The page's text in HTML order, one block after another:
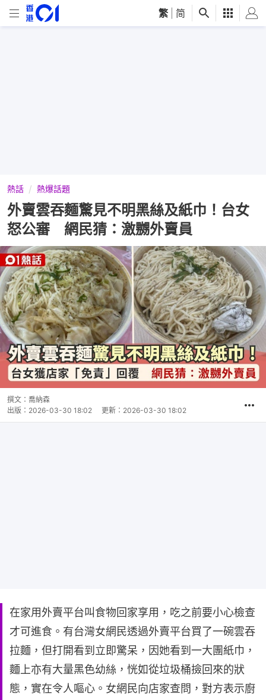
繁 简
熱話 熱爆話題
外賣雲吞麵驚見不明黑絲及紙巾！台女
怒公審 網民猜：激嬲外賣員
撰文： 喬納森
出版： 2026-03-30 18:02 更新： 2026-03-30 18:02
在家用外賣平台叫食物回家享用，吃之前要小心檢查
才可進食。有台灣女網民透過外賣平台買了一碗雲吞
拉麵，但打開看到立即驚呆，因她看到一大團紙巾，
麵上亦有大量黑色幼絲，恍如從垃圾桶撿回來的狀
態，實在令人嘔心。女網民向店家查問，對方表示廚